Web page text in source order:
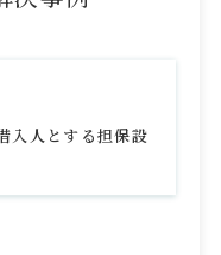
入人とする担保設